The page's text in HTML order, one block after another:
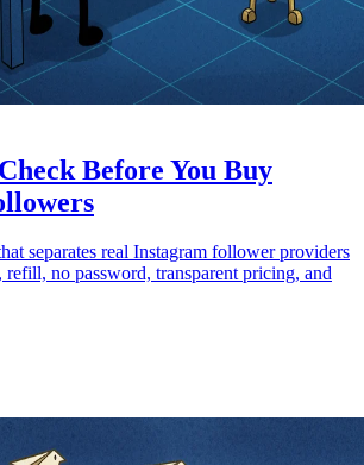
Before You Buy
separates real Instagram follower providers
no password, transparent pricing, and